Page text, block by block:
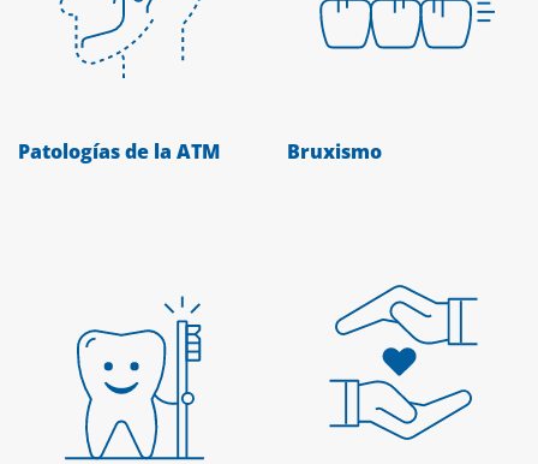
Patologías de la ATM Bruxismo